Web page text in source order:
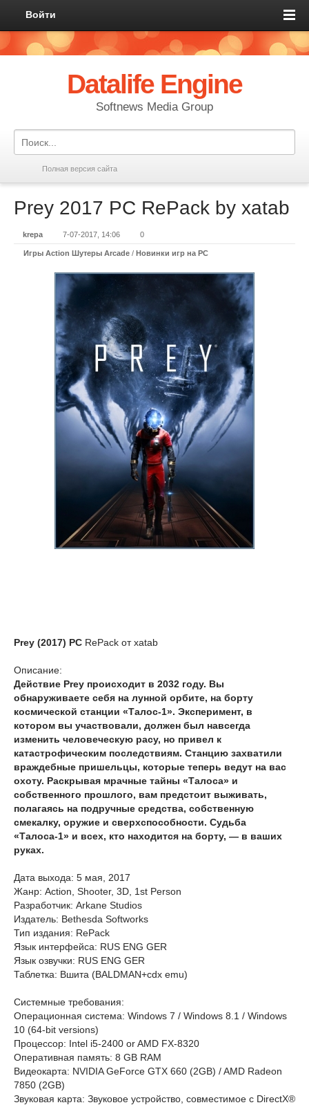
Войти
Datalife Engine
Softnews Media Group
Полная версия сайта
Prey 2017 PC RePack by xatab
krepa 7-07-2017, 14:06 0
Игры Action Шутеры Arcade / Новинки игр на PC
Prey (2017) PC RePack от xatab
Описание:
Действие Prey происходит в 2032 году. Вы
обнаруживаете себя на лунной орбите, на борту
космической станции «Талос-1». Эксперимент, в
котором вы участвовали, должен был навсегда
изменить человеческую расу, но привел к
катастрофическим последствиям. Станцию захватили
враждебные пришельцы, которые теперь ведут на вас
охоту. Раскрывая мрачные тайны «Талоса» и
собственного прошлого, вам предстоит выживать,
полагаясь на подручные средства, собственную
смекалку, оружие и сверхспособности. Судьба
«Талоса-1» и всех, кто находится на борту, — в ваших
руках.
Дата выхода: 5 мая, 2017
Жанр: Action, Shooter, 3D, 1st Person
Разработчик: Arkane Studios
Издатель: Bethesda Softworks
Тип издания: RePack
Язык интерфейса: RUS ENG GER
Язык озвучки: RUS ENG GER
Таблетка: Вшита (BALDMAN+cdx emu)
Системные требования:
Операционная система: Windows 7 / Windows 8.1 / Windows
10 (64-bit versions)
Процессор: Intel i5-2400 or AMD FX-8320
Оперативная память: 8 GB RAM
Видеокарта: NVIDIA GeForce GTX 660 (2GB) / AMD Radeon
7850 (2GB)
Звуковая карта: Звуковое устройство, совместимое с DirectX®